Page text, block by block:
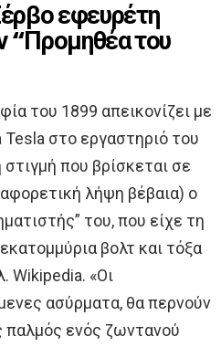
εφευρέτη
του
του 1899 απεικονίζει με
στο εργαστηριό του
που βρίσκεται σε
λήψη βέβαια) ο
του, που είχε τη
βολτ και τόξα
Wikipedia. «Οι
ασύρματα, θα περνούν
παλμός ενός ζωντανού